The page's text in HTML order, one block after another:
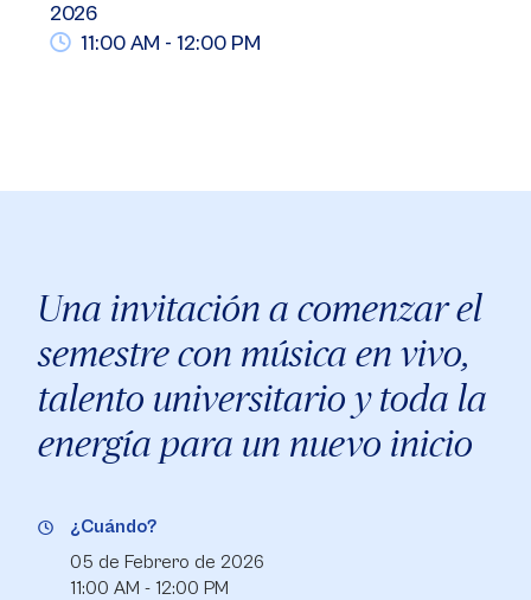
2026
11:00 AM - 12:00 PM
Una invitación a comenzar el
semestre con música en vivo,
talento universitario y toda la
energía para un nuevo inicio
¿Cuándo?
05 de Febrero de 2026
11:00 AM - 12:00 PM